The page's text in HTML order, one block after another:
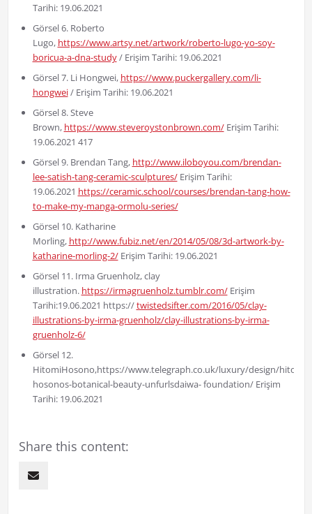
Tarihi: 19.06.2021
Görsel 6. Roberto
Lugo, https://www.artsy.net/artwork/roberto-lugo-yo-soy-
boricua-a-dna-study/ Erişim Tarihi: 19.06.2021
Görsel 7. Li Hongwei, https://www.puckergallery.com/li-
hongwei/ Erişim Tarihi: 19.06.2021
Görsel 8. Steve
Brown, https://www.steveroystonbrown.com/Erişim Tarihi:
19.06.2021 417
Görsel 9. Brendan Tang, http://www.iloboyou.com/brendan-
lee-satish-tang-ceramic-sculptures/Erişim Tarihi:
19.06.2021 https://ceramic.school/courses/brendan-tang-how-
to-make-my-manga-ormolu-series/
Görsel 10. Katharine
Morling, http://www.fubiz.net/en/2014/05/08/3d-artwork-by-
katharine-morling-2/Erişim Tarihi: 19.06.2021
Görsel 11. Irma Gruenholz, clay
illustration. https://irmagruenholz.tumblr.com/Erişim
Tarihi:19.06.2021 https://twistedsifter.com/2016/05/clay-
illustrations-by-irma-gruenholz/clay-illustrations-by-irma-
gruenholz-6/
Görsel 12.
HitomiHosono,https://www.telegraph.co.uk/luxury/design/hitomi-
hosonos-botanical-beauty-unfurlsdaiwa- foundation/ Erişim
Tarihi: 19.06.2021
Share this content: